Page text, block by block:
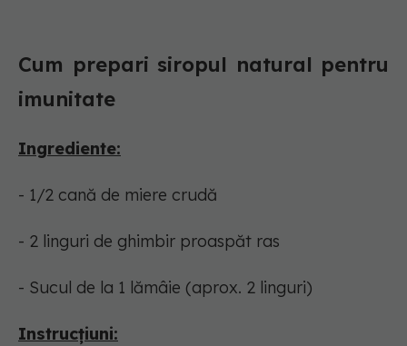
Cum prepari siropul natural pentru
imunitate
Ingrediente:
- 1/2 cană de miere crudă
- 2 linguri de ghimbir proaspăt ras
- Sucul de la 1 lămâie (aprox. 2 linguri)
Instrucțiuni: